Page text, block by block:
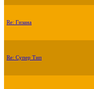
Re: Гизана
Re: Супер Тип